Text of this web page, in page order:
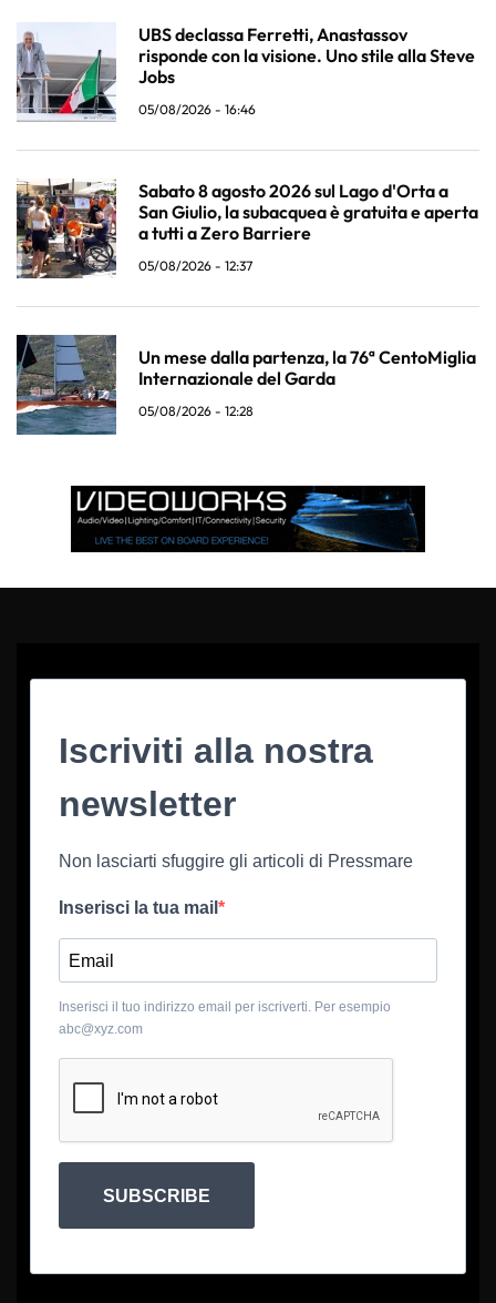
UBS declassa Ferretti, Anastassov
risponde con la visione. Uno stile alla Steve
Jobs
05/08/2026 - 16:46
Sabato 8 agosto 2026 sul Lago d'Orta a
San Giulio, la subacquea è gratuita e aperta
a tutti a Zero Barriere
05/08/2026 - 12:37
Un mese dalla partenza, la 76ª CentoMiglia
Internazionale del Garda
05/08/2026 - 12:28
Iscriviti alla nostra
newsletter
Non lasciarti sfuggire gli articoli di Pressmare
Inserisci la tua mail
Inserisci il tuo indirizzo email per iscriverti. Per esempio
abc@xyz.com
SUBSCRIBE